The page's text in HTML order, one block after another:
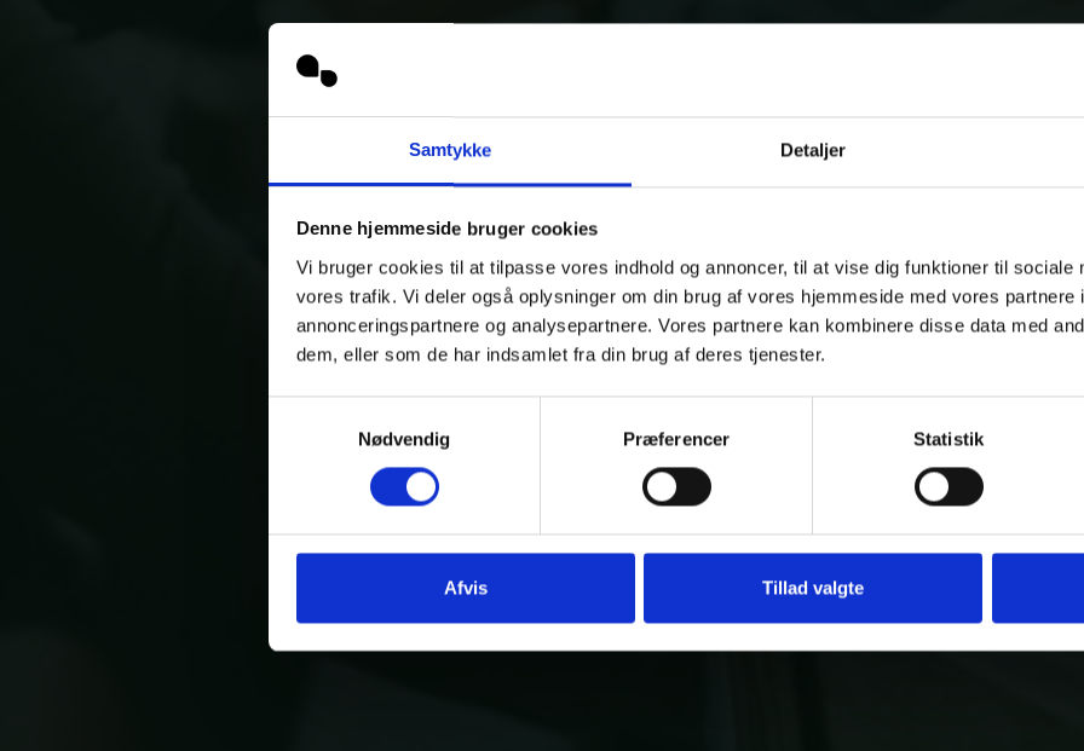
Samtykke Detaljer
Denne hjemmeside bruger cookies
Vi bruger cookies til at tilpasse vores indhold og annoncer, til at vise dig funktioner til sociale
vores trafik. Vi deler også oplysninger om din brug af vores hjemmeside med vores partnere
annonceringspartnere og analysepartnere. Vores partnere kan kombinere disse data med
dem, eller som de har indsamlet fra din brug af deres tjenester.
Nødvendig
Præferencer Statistik
Afvis Tillad valgte